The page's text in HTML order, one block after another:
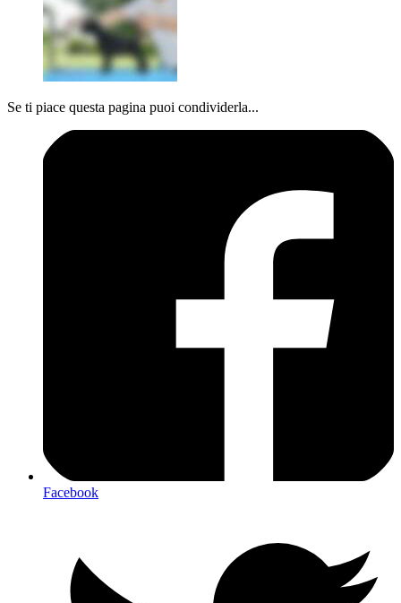
Se ti piace questa pagina puoi condividerla...
Facebook